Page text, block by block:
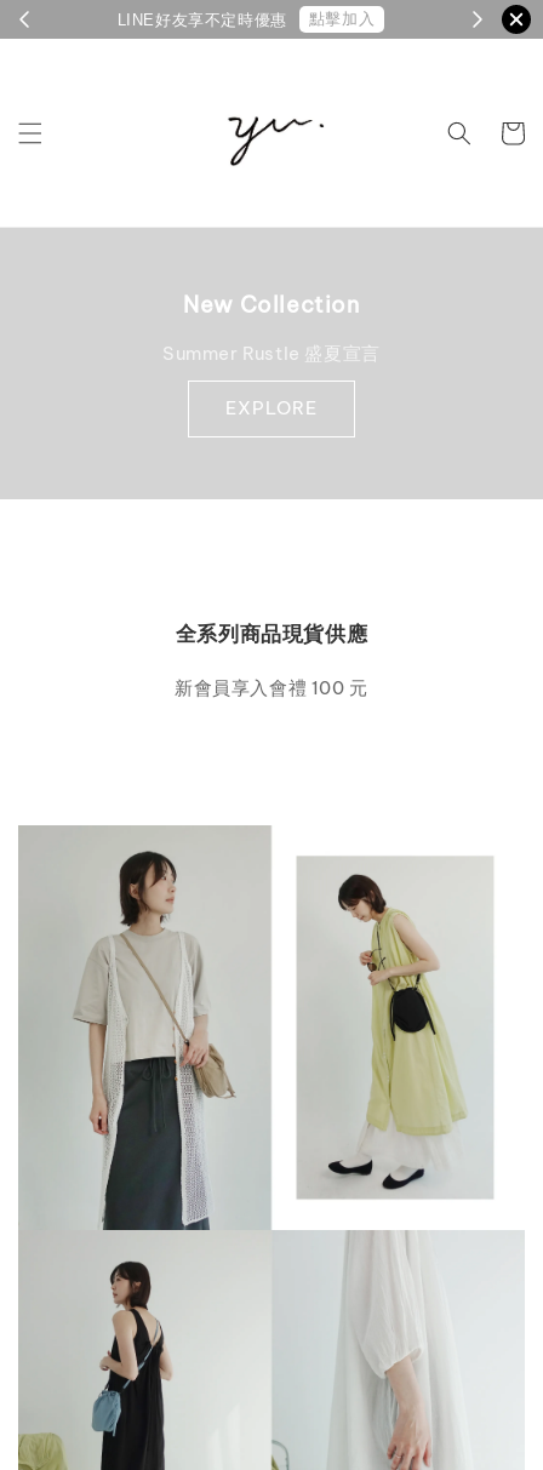
LINE好友享不定時優惠 點擊加入
New Collection
Summer Rustle 盛夏宣言
EXPLORE
全系列商品現貨供應
新會員享入會禮 100 元